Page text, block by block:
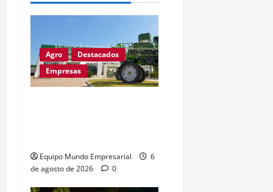
Agro
Destacados
Empresas
Equipo Mundo Empresarial
6
de agosto de 2026
0